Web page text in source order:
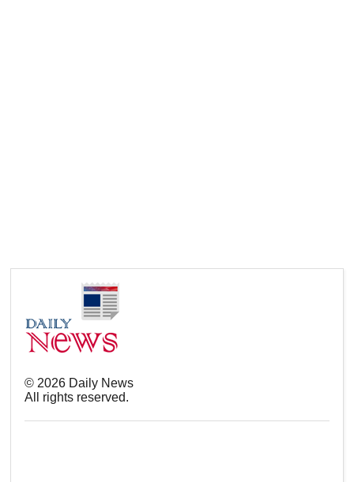
© 2026 Daily News
All rights reserved.